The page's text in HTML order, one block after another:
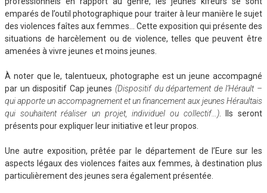
emparés de l’outil photographique pour traiter à leur manière le sujet
des violences faîtes aux femmes… Cette exposition qui présente des
situations de harcèlement ou de violence, telles que peuvent être
amenées à vivre jeunes et moins jeunes.
À noter que le, talentueux, photographe est un jeune accompagné
par un dispositif Cap jeunes (Dispositif du département de l’Hérault –
qui apporte un accompagnement et un financement aux jeunes Héraultais
qui souhaitent réaliser un projet, individuel ou collectif…). Ils seront
présents pour expliquer leur initiative et leur propos.
Une autre exposition, prêtée par le département de l’Eure sur les
aspects légaux des violences faites aux femmes, à destination plus
particulièrement des jeunes sera également présentée.